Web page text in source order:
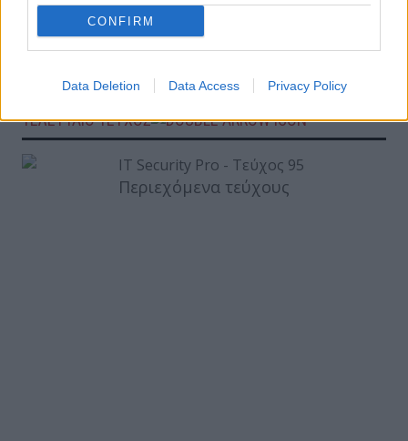
CONFIRM
Data Deletion Data Access Privacy Policy
ΕΓΓΡΑΦΗ ΣΤΟ NEWSLETTER
ΤΕΛΕΥΤΑΙΟ ΤΕΥΧΟΣ
Περιεχόμενα τεύχους